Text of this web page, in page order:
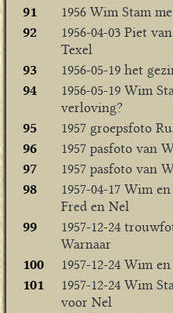
91
1956 Wim Stam
92
1956-04-03 Piet
Texel
93
1956-05-19 het
94
1956-05-19 Wim
verloving?
95
1957 groepsfoto
96
1957 pasfoto van
97
1957 pasfoto van
98
1957-04-17 Wim
Fred en Nel
99
1957-12-24
Warnaar
100
1957-12-24 Wim
101
1957-12-24 Wim
voor Nel